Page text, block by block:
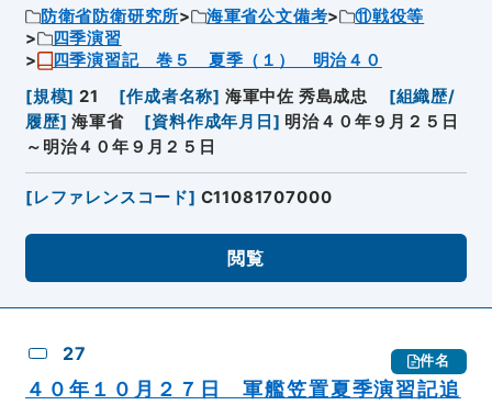
防衛省防衛研究所 海軍省公文備考
⑪戦役等
四季演習
四季演習記 巻５ 夏季（１） 明治４０
[規模] 21 [作成者名称] 海軍中佐 秀島成忠 [組織歴/
履歴] 海軍省 [資料作成年月日 ] 明治４０年９月２５日
～明治４０年９月２５日
[レファレンスコード] C11081707000
閲覧
27 件名
４０年１０月２７日 軍艦笠置夏季演習記追